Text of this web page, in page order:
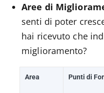
Aree di
senti di poter
hai ricevuto che
miglioramento?
Area Punti di